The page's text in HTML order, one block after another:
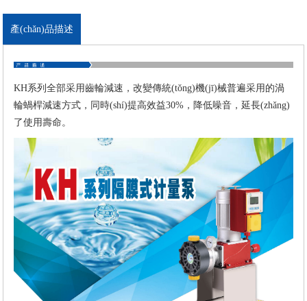
產(chǎn)品描述
KH系列全部采用齒輪減速，改變傳統(tǒng)機(jī)械普遍采用的渦
輪蝸桿減速方式，同時(shí)提高效益30%，降低噪音，延長(zhǎng)
了使用壽命。